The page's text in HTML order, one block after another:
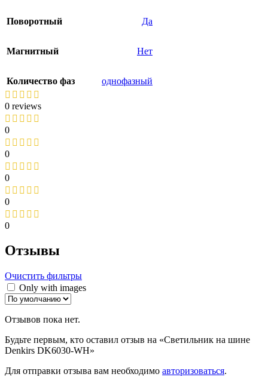
Поворотный Да
Магнитный Нет
Количество фаз однофазный
0 reviews
0
0
0
0
0
Отзывы
Очистить фильтры
Only with images
Отзывов пока нет.
Будьте первым, кто оставил отзыв на «Светильник на шине
Denkirs DK6030-WH»
Для отправки отзыва вам необходимо авторизоваться.